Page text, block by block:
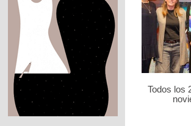
Todos los